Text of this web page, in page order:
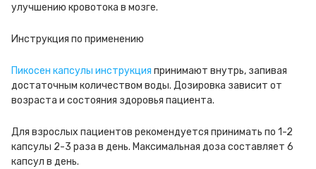
улучшению кровотока в мозге.
Инструкция по применению
Пикосен капсулы инструкция принимают внутрь, запивая
достаточным количеством воды. Дозировка зависит от
возраста и состояния здоровья пациента.
Для взрослых пациентов рекомендуется принимать по 1-2
капсулы 2-3 раза в день. Максимальная доза составляет 6
капсул в день.